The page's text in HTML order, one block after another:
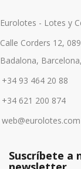
Eurolotes - Lotes y
Calle Corders 12,
Badalona,
+34 93 464 20 88
+34 621 200 874
web@eurolotes.com
Suscríbete a